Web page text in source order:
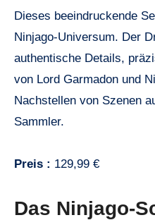
Dieses beeindruckende
Ninjago-Universum. Der
authentische Details,
von Lord Garmadon und
Nachstellen von Szenen
Sammler.
Preis : 129,99 €
Das Ninjago-